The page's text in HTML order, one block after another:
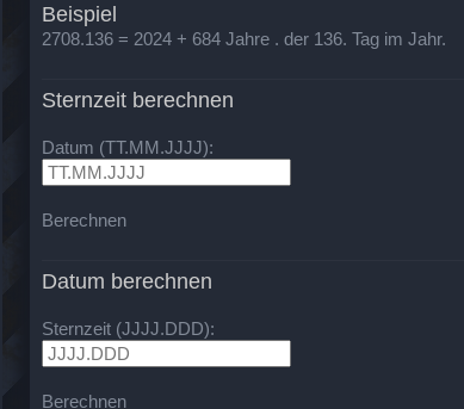
Beispiel
2708.136 = 2024 + 684 Jahre . der 136. Tag im Jahr.
Sternzeit berechnen
Datum (TT.MM.JJJJ):
Berechnen
Datum berechnen
Sternzeit (JJJJ.DDD):
Berechnen